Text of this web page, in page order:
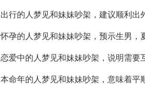
出行的人梦见和妹妹吵架，建议顺利出
怀孕的人梦见和妹妹吵架，预示生男，
恋爱中的人梦见和妹妹吵架，说明需要
本命年的人梦见和妹妹吵架，意味着平